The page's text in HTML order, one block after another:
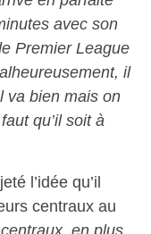
avec son
Premier League
il
va bien mais on
qu’il soit à
l’idée qu’il
centraux au
en plus